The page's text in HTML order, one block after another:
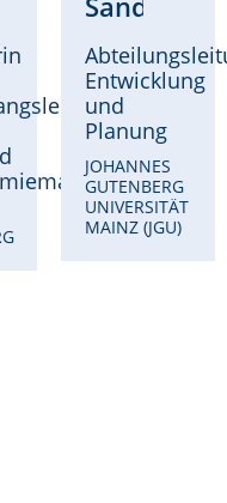
Entwicklung
und
Planung
JOHANNES
GUTENBERG
UNIVERSITÄT
MAINZ (JGU)